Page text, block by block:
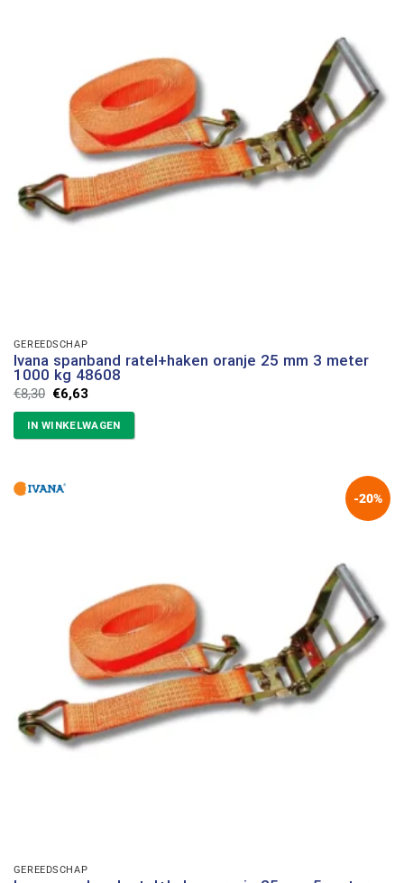
GEREEDSCHAP
Ivana spanband ratel+haken oranje 25 mm 3 meter
1000 kg 48608
€8,30 Oorspronkelijke
was:
€8,30.
€6,63Huidige
is:
€6,63.
IN WINKELWAGEN
-20%
GEREEDSCHAP